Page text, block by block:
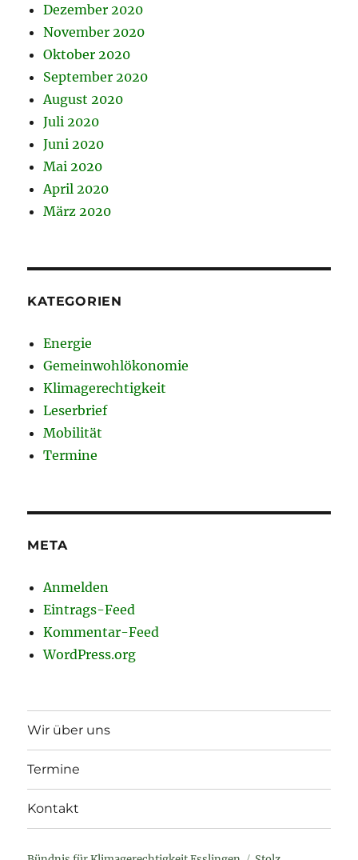
Dezember 2020
November 2020
Oktober 2020
September 2020
August 2020
Juli 2020
Juni 2020
Mai 2020
April 2020
März 2020
KATEGORIEN
Energie
Gemeinwohlökonomie
Klimagerechtigkeit
Leserbrief
Mobilität
Termine
META
Anmelden
Eintrags-Feed
Kommentar-Feed
WordPress.org
Wir über uns
Termine
Kontakt